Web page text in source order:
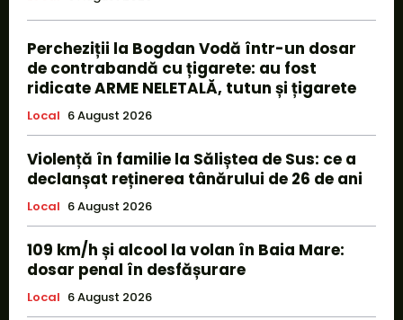
Percheziții la Bogdan Vodă într-un dosar
de contrabandă cu țigarete: au fost
ridicate ARME NELETALĂ, tutun și țigarete
Local 6 August 2026
Violență în familie la Săliștea de Sus: ce a
declanșat reținerea tânărului de 26 de ani
Local 6 August 2026
109 km/h și alcool la volan în Baia Mare:
dosar penal în desfășurare
Local 6 August 2026